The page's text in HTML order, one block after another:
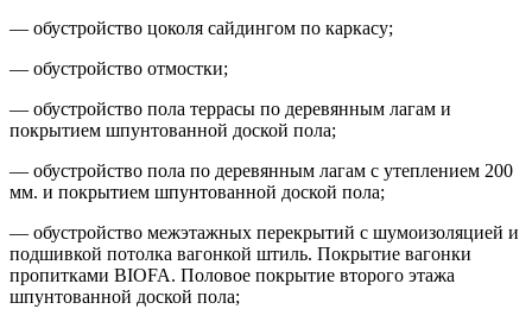
— обустройство цоколя сайдингом по каркасу;
— обустройство отмостки;
— обустройство пола террасы по деревянным лагам и
покрытием шпунтованной доской пола;
— обустройство пола по деревянным лагам с утеплением 200
мм. и покрытием шпунтованной доской пола;
— обустройство межэтажных перекрытий с шумоизоляцией и
подшивкой потолка вагонкой штиль. Покрытие вагонки
пропитками BIOFA. Половое покрытие второго этажа
шпунтованной доской пола;